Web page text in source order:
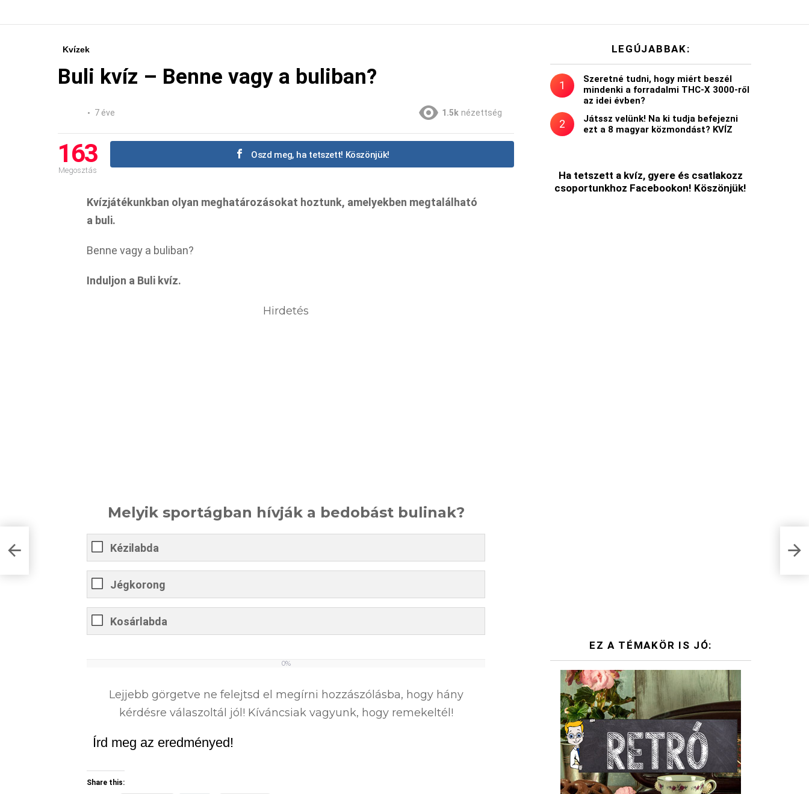
Kvízek
Buli kvíz – Benne vagy a buliban?
7 éve 1.5k nézettség
163
Megosztás
Oszd meg, ha tetszett! Köszönjük!
Kvízjátékunkban olyan meghatározásokat hoztunk, amelyekben megtalálható
a buli.
Benne vagy a buliban?
Induljon a Buli kvíz.
Hirdetés
Melyik sportágban hívják a bedobást bulinak?
Kézilabda
Jégkorong
Kosárlabda
0%
Lejjebb görgetve ne felejtsd el megírni hozzászólásba, hogy hány
kérdésre válaszoltál jól! Kíváncsiak vagyunk, hogy remekeltél!
Írd meg az eredményed!
Share this:
8
LEGÚJABBAK:
Szeretné tudni, hogy miért beszél
mindenki a forradalmi THC-X 3000-ről
az idei évben?
Játssz velünk! Na ki tudja befejezni
ezt a 8 magyar közmondást? KVÍZ
Ha tetszett a kvíz, gyere és csatlakozz
csoportunkhoz Facebookon! Köszönjük!
EZ A TÉMAKÖR IS JÓ: